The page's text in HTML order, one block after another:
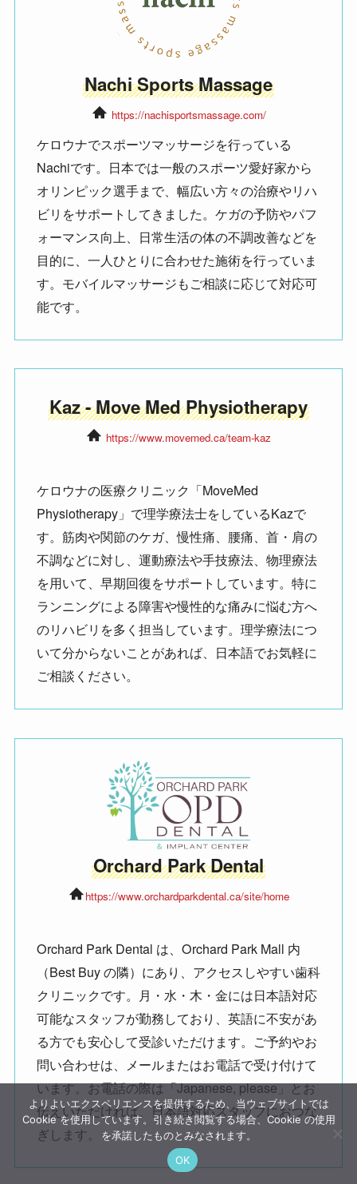
Nachi Sports Massage
https://nachisportsmassage.com/
ケロウナでスポーツマッサージを行っている
Nachiです。日本では一般のスポーツ愛好家から
オリンピック選手まで、幅広い方々の治療やリハ
ビリをサポートしてきました。ケガの予防やパフ
ォーマンス向上、日常生活の体の不調改善などを
目的に、一人ひとりに合わせた施術を行っていま
す。モバイルマッサージもご相談に応じて対応可
能です。
Kaz - Move Med Physiotherapy
https://www.movemed.ca/team-kaz
ケロウナの医療クリニック「MoveMed
Physiotherapy」で理学療法士をしているKazで
す。筋肉や関節のケガ、慢性痛、腰痛、首・肩の
不調などに対し、運動療法や手技療法、物理療法
を用いて、早期回復をサポートしています。特に
ランニングによる障害や慢性的な痛みに悩む方へ
のリハビリを多く担当しています。理学療法につ
いて分からないことがあれば、日本語でお気軽に
ご相談ください。
Orchard Park Dental
https://www.orchardparkdental.ca/site/home
Orchard Park Dental は、Orchard Park Mall 内
（Best Buy の隣）にあり、アクセスしやすい歯科
クリニックです。月・水・木・金には日本語対応
可能なスタッフが勤務しており、英語に不安があ
る方でも安心して受診いただけます。ご予約やお
問い合わせは、メールまたはお電話で受け付けて
います。お電話の際は「Japanese, please」とお
伝えいただければ、日本語対応スタッフにおつな
ぎします。
よりよいエクスペリエンスを提供するため、当ウェブサイトでは
Cookie を使用しています。引き続き閲覧する場合、Cookie の使用
を承諾したものとみなされます。
OK